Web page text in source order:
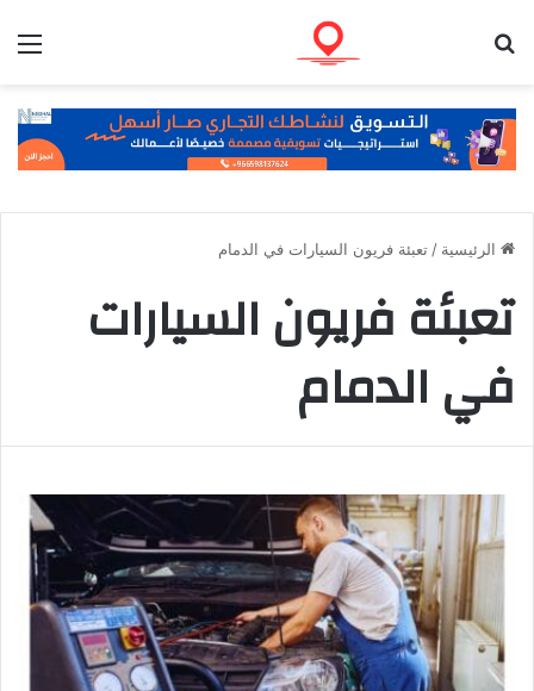
الرئيسية / تعبئة فريون السيارات في الدمام
تعبئة فريون السيارات
في الدمام